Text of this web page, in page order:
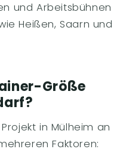
und Arbeitsbühnen
Heißen, Saarn und
Größe
in Mülheim an
Faktoren: